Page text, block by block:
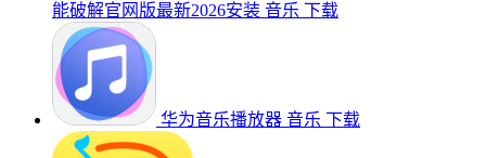
能破解官网版最新2026安装 音乐 下载
华为音乐播放器 音乐 下载